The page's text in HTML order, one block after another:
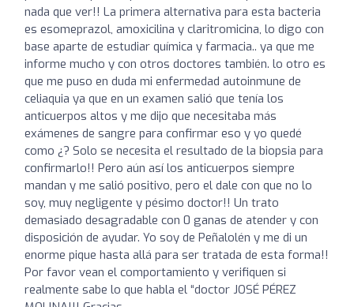
nada que ver!! La primera alternativa para esta bacteria
es esomeprazol, amoxicilina y claritromicina, lo digo con
base aparte de estudiar química y farmacia.. ya que me
informe mucho y con otros doctores también. lo otro es
que me puso en duda mi enfermedad autoinmune de
celiaquia ya que en un examen salió que tenía los
anticuerpos altos y me dijo que necesitaba más
exámenes de sangre para confirmar eso y yo quedé
como ¿? Solo se necesita el resultado de la biopsia para
confirmarlo!! Pero aún así los anticuerpos siempre
mandan y me salió positivo, pero el dale con que no lo
soy, muy negligente y pésimo doctor!! Un trato
demasiado desagradable con 0 ganas de atender y con
disposición de ayudar. Yo soy de Peñalolén y me di un
enorme pique hasta allá para ser tratada de esta forma!!
Por favor vean el comportamiento y verifiquen si
realmente sabe lo que habla el “doctor JOSÉ PÉREZ